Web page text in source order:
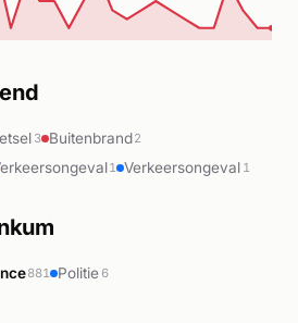
3 Buitenbrand2
1 Verkeersongeval 1
881 Politie 6